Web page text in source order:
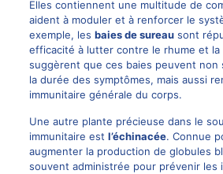
Elles contiennent une multitude de
aident à moduler et à renforcer le
exemple, les baies de sureausont
efficacité à lutter contre le rhume et la
suggèrent que ces baies peuvent non
la durée des symptômes, mais aussi
immunitaire générale du corps.
Une autre plante précieuse dans le
immunitaire est l’échinacée. Connue
augmenter la production de globules
souvent administrée pour prévenir les